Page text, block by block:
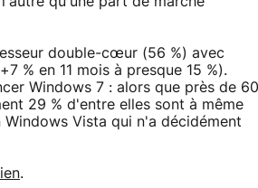
double-cœur (56 %) avec
% en 11 mois à presque 15 %).
Windows 7 : alors que près de 60
29 % d'entre elles sont à même
Vista qui n'a décidément
.